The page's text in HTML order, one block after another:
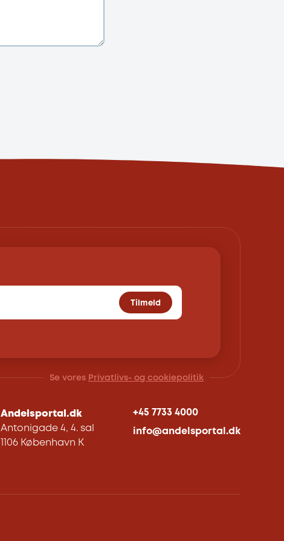
Tilmeld
Se vores Privatlivs- og cookiepolitik
Andelsportal.dk
Antonigade 4, 4. sal
1106 København K
+45 7733 4000
info@andelsportal.dk